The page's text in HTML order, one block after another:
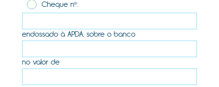
Cheque nº:
endossado à APDA, sobre o banco
no valor de